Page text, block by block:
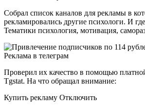
Собрал список каналов для рекламы в
рекламировались другие психологи. И
Тематики психология, мотивация,
Проверил их качество в помощью
Tgstat. На что обращал внимание:
Купить рекламу Отключить